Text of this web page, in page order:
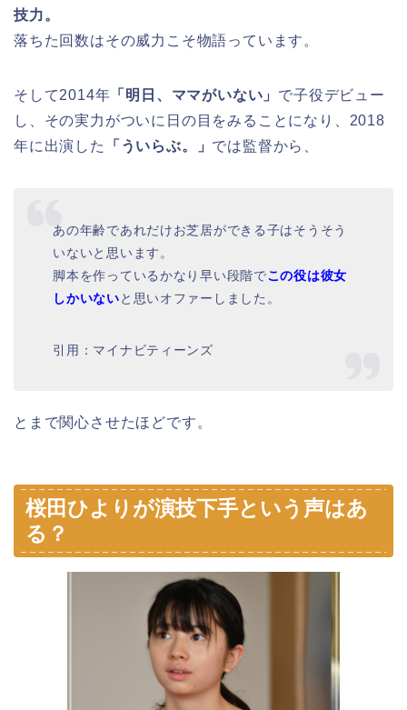
技力。
落ちた回数はその威力こそ物語っています。
そして2014年 「明日、ママがいない」 で子役デビュー
し、その実力がついに日の目をみることになり、2018
年に出演した
「ういらぶ。」 では監督から、
あの年齢であれだけお芝居ができる子はそうそう
いないと思います。
脚本を作っているかなり早い段階でこの役は彼女
しかいないと思いオファーしました。
引用：マイナビティーンズ
とまで関心させたほどです。
桜田ひよりが演技下手という声はあ
る？